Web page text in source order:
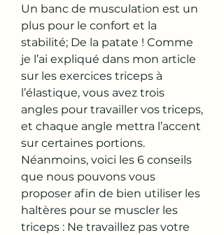
Un banc de musculation est un
plus pour le confort et la
stabilité; De la patate ! Comme
je l’ai expliqué dans mon article
sur les exercices triceps à
l’élastique, vous avez trois
angles pour travailler vos triceps,
et chaque angle mettra l’accent
sur certaines portions.
Néanmoins, voici les 6 conseils
que nous pouvons vous
proposer afin de bien utiliser les
haltères pour se muscler les
triceps : Ne travaillez pas votre